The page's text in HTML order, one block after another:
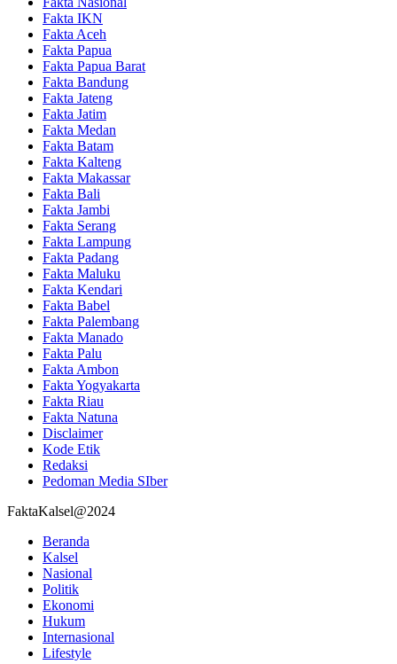
Fakta IKN
Fakta Aceh
Fakta Papua
Fakta Papua Barat
Fakta Bandung
Fakta Jateng
Fakta Jatim
Fakta Medan
Fakta Batam
Fakta Kalteng
Fakta Makassar
Fakta Bali
Fakta Jambi
Fakta Serang
Fakta Lampung
Fakta Padang
Fakta Maluku
Fakta Kendari
Fakta Babel
Fakta Palembang
Fakta Manado
Fakta Palu
Fakta Ambon
Fakta Yogyakarta
Fakta Riau
Fakta Natuna
Disclaimer
Kode Etik
Redaksi
Pedoman Media SIber
FaktaKalsel@2024
Beranda
Kalsel
Nasional
Politik
Ekonomi
Hukum
Internasional
Lifestyle